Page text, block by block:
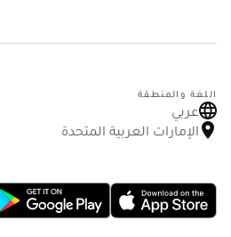
اللغة والمنطقة
عربي
الإمارات العربية المتحدة